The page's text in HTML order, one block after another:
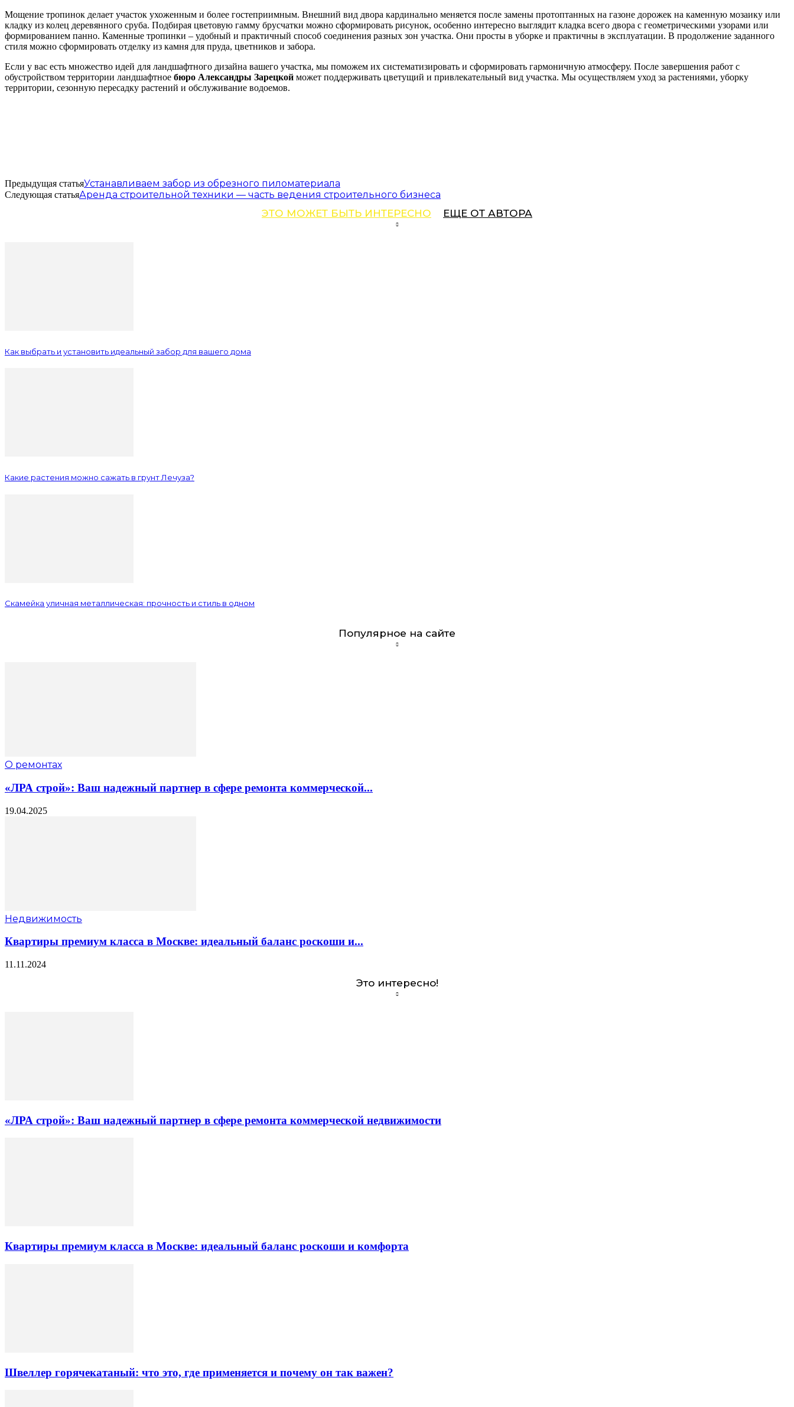
Мощение тропинок делает участок ухоженным и более гостеприимным. Внешний вид двора кардинально меняется после замены протоптанных на газоне дорожек на каменную мозаику или
кладку из колец деревянного сруба. Подбирая цветовую гамму брусчатки можно сформировать рисунок, особенно интересно выглядит кладка всего двора с геометрическими узорами или
формированием панно. Каменные тропинки – удобный и практичный способ соединения разных зон участка. Они просты в уборке и практичны в эксплуатации. В продолжение заданного
стиля можно сформировать отделку из камня для пруда, цветников и забора.
Если у вас есть множество идей для ландшафтного дизайна вашего участка, мы поможем их систематизировать и сформировать гармоничную атмосферу. После завершения работ с
обустройством территории ландшафтное бюро Александры Зарецкой может поддерживать цветущий и привлекательный вид участка. Мы осуществляем уход за растениями, уборку
территории, сезонную пересадку растений и обслуживание водоемов.
Предыдущая статьяУстанавливаем забор из обрезного пиломатериала
Следующая статьяАренда строительной техники — часть ведения строительного бизнеса
ЭТО МОЖЕТ БЫТЬ ИНТЕРЕСНО ЕЩЕ ОТ АВТОРА
Как выбрать и установить идеальный забор для вашего дома
Какие растения можно сажать в грунт Лечуза?
Скамейка уличная металлическая: прочность и стиль в одном
Популярное на сайте
О ремонтах
«ЛРА строй»: Ваш надежный партнер в сфере ремонта коммерческой...
19.04.2025
Недвижимость
Квартиры премиум класса в Москве: идеальный баланс роскоши и...
11.11.2024
Это интересно!
«ЛРА строй»: Ваш надежный партнер в сфере ремонта коммерческой недвижимости
Квартиры премиум класса в Москве: идеальный баланс роскоши и комфорта
Швеллер горячекатаный: что это, где применяется и почему он так важен?